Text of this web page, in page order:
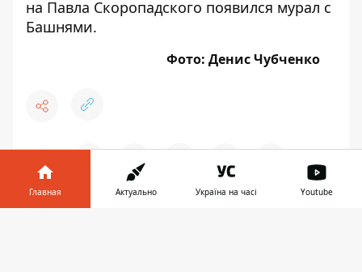
на Павла Скоропадского появился мурал с
Башнями.
Фото: Денис Чубченко
👍 ♥ 😆
Главная Актуально Україна на часі Youtube